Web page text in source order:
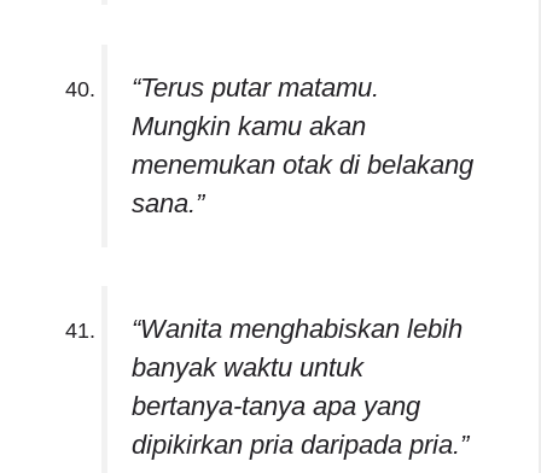
“Terus putar matamu.
Mungkin kamu akan
menemukan otak di belakang
sana.”
“Wanita menghabiskan lebih
banyak waktu untuk
bertanya-tanya apa yang
dipikirkan pria daripada pria.”